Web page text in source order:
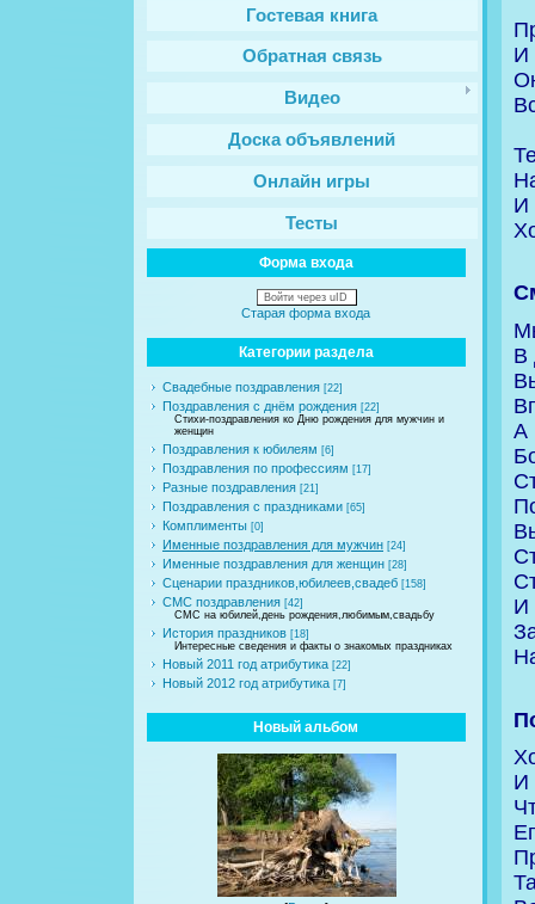
Гостевая книга
Обратная связь
Видео
Доска объявлений
Онлайн игры
Тесты
Форма входа
Войти через uID
Старая форма входа
Категории раздела
Свадебные поздравления [22]
Поздравления с днём рождения [22]
Стихи-поздравления ко Дню рождения для мужчин и
женщин
Поздравления к юбилеям [6]
Поздравления по профессиям [17]
Разные поздравления [21]
Поздравления с праздниками [65]
Комплименты [0]
Именные поздравления для мужчин [24]
Именные поздравления для женщин [28]
Сценарии праздников,юбилеев,свадеб [158]
СМС поздравления [42]
СМС на юбилей,день рождения,любимым,свадьбу
История праздников [18]
Интересные сведения и факты о знакомых праздниках
Новый 2011 год атрибутика [22]
Новый 2012 год атрибутика [7]
Новый альбом
И
И
В
А
И
И